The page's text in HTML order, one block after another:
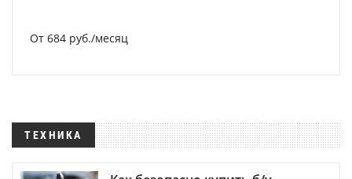
От 684 руб./месяц
ТЕХНИКА